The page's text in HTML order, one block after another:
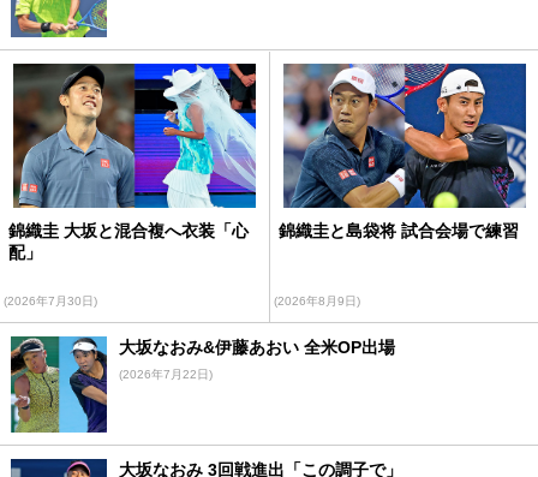
錦織圭 大坂と混合複へ衣装「心
配」
(2026年7月30日)
錦織圭と島袋将 試合会場で練習
(2026年8月9日)
大坂なおみ&伊藤あおい 全米OP出場
(2026年7月22日)
大坂なおみ 3回戦進出「この調子で」